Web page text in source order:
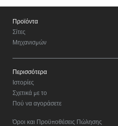
Προϊόντα
Σίτες
Μηχανισμών
Περισσότερα
Ιστορίες
Σχετικά με το
Πού να αγοράσετε
Όροι και Προϋποθέσεις Πώλησης